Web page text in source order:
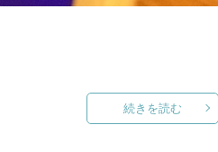
続きを読む